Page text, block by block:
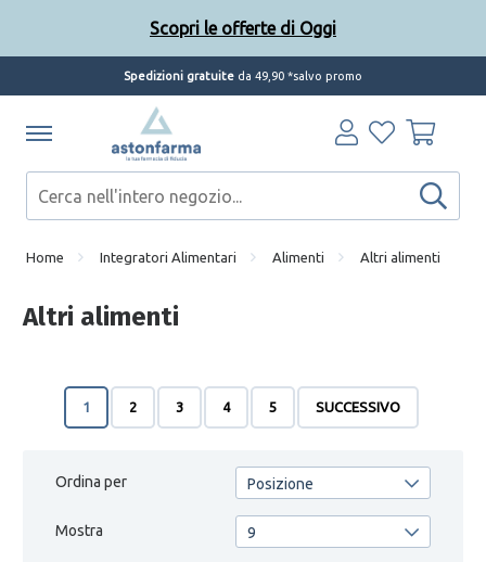
Spedizioni gratuite da 49,90 *salvo promo
Home Integratori Alimentari Alimenti Altri alimenti
Altri alimenti
1 2 3 4 5 SUCCESSIVO
Ordina per Posizione
Mostra 9
Scopri le offerte di Oggi